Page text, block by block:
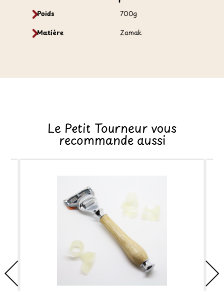
Poids
700g
Matière
Zamak
Le Petit Tourneur vous
recommande aussi